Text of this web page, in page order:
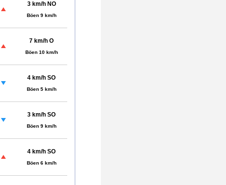
3 km/h NO
Böen 9 km/h
7 km/h O
Böen 10 km/h
4 km/h SO
Böen 5 km/h
3 km/h SO
Böen 9 km/h
4 km/h SO
Böen 6 km/h